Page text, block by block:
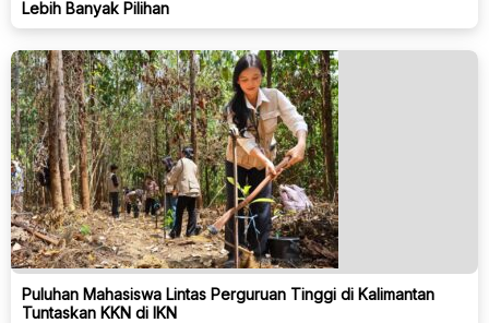
Lebih Banyak Pilihan
Puluhan Mahasiswa Lintas Perguruan Tinggi di Kalimantan
Tuntaskan KKN di IKN